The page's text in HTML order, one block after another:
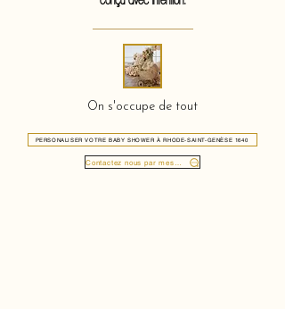
On s'occupe de tout
PERSONALISER VOTRE BABY SHOWER À RHODE-SAINT-GENÈSE 1640